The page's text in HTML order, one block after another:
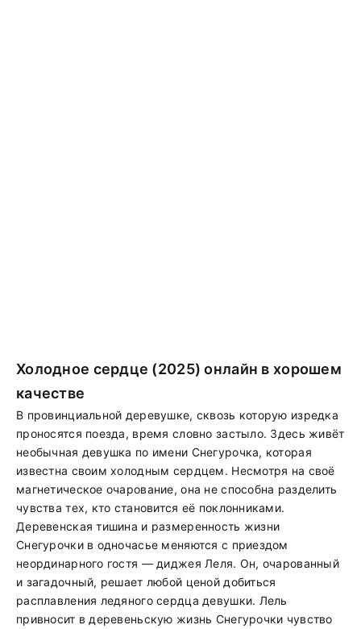
Холодное сердце (2025) онлайн в хорошем
качестве
В провинциальной деревушке, сквозь которую изредка
проносятся поезда, время словно застыло. Здесь живёт
необычная девушка по имени Снегурочка, которая
известна своим холодным сердцем. Несмотря на своё
магнетическое очарование, она не способна разделить
чувства тех, кто становится её поклонниками.
Деревенская тишина и размеренность жизни
Снегурочки в одночасье меняются с приездом
неординарного гостя — диджея Леля. Он, очарованный
и загадочный, решает любой ценой добиться
расплавления ледяного сердца девушки. Лель
привносит в деревеньскую жизнь Снегурочки чувство